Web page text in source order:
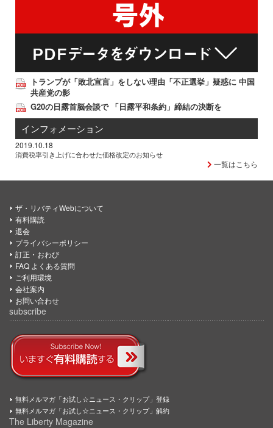
トランプが「敗北宣言」をしない理由「不正選挙」疑惑に 中国
共産党の影
G20の日露首脳会談で 「日露平和条約」締結の決断を
インフォメーション
2019.10.18
消費税率引き上げに合わせた価格改定のお知らせ
一覧はこちら
ザ・リバティWebについて
有料購読
退会
プライバシーポリシー
訂正・おわび
FAQ よくある質問
ご利用環境
会社案内
お問い合わせ
subscribe
無料メルマガ「お試し☆ニュース・クリップ」登録
無料メルマガ「お試し☆ニュース・クリップ」解約
The Liberty Magazine